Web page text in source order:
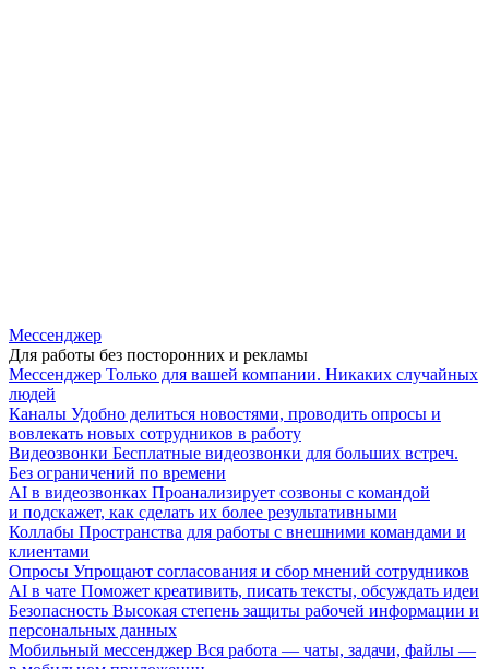
Мессенджер
Для работы без посторонних и рекламы
Мессенджер Только для вашей компании. Никаких случайных
людей
Каналы Удобно делиться новостями, проводить опросы и
вовлекать новых сотрудников в работу
Видеозвонки Бесплатные видеозвонки для больших встреч.
Без ограничений по времени
AI в видеозвонках Проанализирует созвоны с командой
и подскажет, как сделать их более результативными
Коллабы Пространства для работы с внешними командами и
клиентами
Опросы Упрощают согласования и сбор мнений сотрудников
AI в чате Поможет креативить, писать тексты, обсуждать идеи
Безопасность Высокая степень защиты рабочей информации и
персональных данных
Мобильный мессенджер Вся работа — чаты, задачи, файлы —